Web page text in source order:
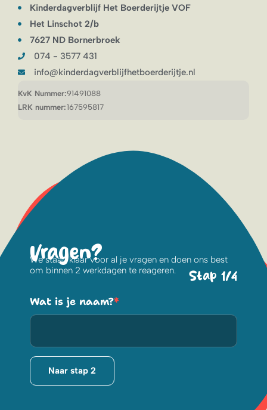
Kinderdagverblijf Het Boerderijtje VOF
Het Linschot 2/b
7627 ND Bornerbroek
074 - 3577 431
info@kinderdagverblijfhetboerderijtje.nl
KvK Nummer:
LRK nummer:
91491088
167595817
Vragen?
We staan klaar voor al je vragen en doen ons best
om binnen 2 werkdagen te reageren.
Stap 1/4
Wat is je naam?*
Naar stap 2